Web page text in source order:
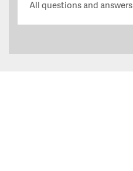
All questions and answers